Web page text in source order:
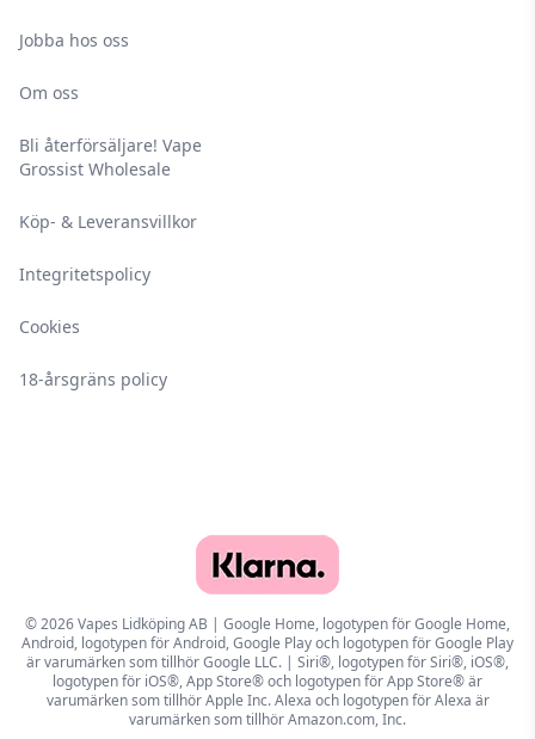
Jobba hos oss
Om oss
Bli återförsäljare! Vape
Grossist Wholesale
Köp- & Leveransvillkor
Integritetspolicy
Cookies
18-årsgräns policy
© 2026 Vapes Lidköping AB | Google Home, logotypen för Google Home,
Android, logotypen för Android, Google Play och logotypen för Google Play
är varumärken som tillhör Google LLC. | Siri®, logotypen för Siri®, iOS®,
logotypen för iOS®, App Store® och logotypen för App Store® är
varumärken som tillhör Apple Inc. Alexa och logotypen för Alexa är
varumärken som tillhör Amazon.com, Inc.